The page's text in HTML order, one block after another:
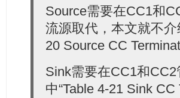
Source需要在CC1和
流源取代，本文就不
20 Source CC
Sink需要在CC1和
中“Table 4-21 Sink